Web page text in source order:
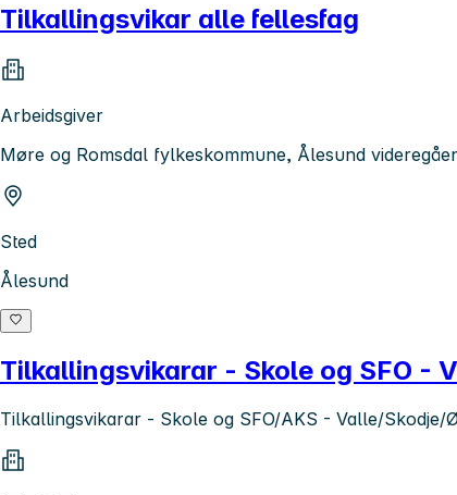
Tilkallingsvikar alle fellesfag
Arbeidsgiver
Møre og Romsdal fylkeskommune, Ålesund
Sted
Ålesund
Tilkallingsvikarar - Skole og SFO -
Tilkallingsvikarar - Skole og SFO/AKS - Valle/Skodje/